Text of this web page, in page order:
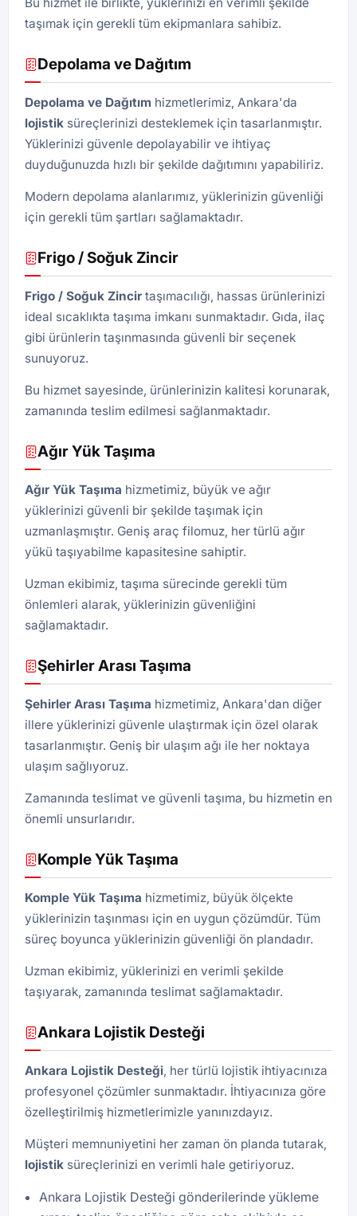
taşımak için gerekli tüm ekipmanlara sahibiz.
Depolama ve Dağıtım
Depolama ve Dağıtım hizmetlerimiz, Ankara'da
lojistik süreçlerinizi desteklemek için tasarlanmıştır.
Yüklerinizi güvenle depolayabilir ve ihtiyaç
duyduğunuzda hızlı bir şekilde dağıtımını yapabiliriz.
Modern depolama alanlarımız, yüklerinizin güvenliği
için gerekli tüm şartları sağlamaktadır.
Frigo / Soğuk Zincir
Frigo / Soğuk Zincir taşımacılığı, hassas ürünlerinizi
ideal sıcaklıkta taşıma imkanı sunmaktadır. Gıda, ilaç
gibi ürünlerin taşınmasında güvenli bir seçenek
sunuyoruz.
Bu hizmet sayesinde, ürünlerinizin kalitesi korunarak,
zamanında teslim edilmesi sağlanmaktadır.
Ağır Yük Taşıma
Ağır Yük Taşıma hizmetimiz, büyük ve ağır
yüklerinizi güvenli bir şekilde taşımak için
uzmanlaşmıştır. Geniş araç filomuz, her türlü ağır
yükü taşıyabilme kapasitesine sahiptir.
Uzman ekibimiz, taşıma sürecinde gerekli tüm
önlemleri alarak, yüklerinizin güvenliğini
sağlamaktadır.
Şehirler Arası Taşıma
Şehirler Arası Taşıma hizmetimiz, Ankara'dan diğer
illere yüklerinizi güvenle ulaştırmak için özel olarak
tasarlanmıştır. Geniş bir ulaşım ağı ile her noktaya
ulaşım sağlıyoruz.
Zamanında teslimat ve güvenli taşıma, bu hizmetin en
önemli unsurlarıdır.
Komple Yük Taşıma
Komple Yük Taşıma hizmetimiz, büyük ölçekte
yüklerinizin taşınması için en uygun çözümdür. Tüm
süreç boyunca yüklerinizin güvenliği ön plandadır.
Uzman ekibimiz, yüklerinizi en verimli şekilde
taşıyarak, zamanında teslimat sağlamaktadır.
Ankara Lojistik Desteği
Ankara Lojistik Desteği, her türlü lojistik ihtiyacınıza
profesyonel çözümler sunmaktadır. İhtiyacınıza göre
özelleştirilmiş hizmetlerimizle yanınızdayız.
Müşteri memnuniyetini her zaman ön planda tutarak,
lojistik süreçlerinizi en verimli hale getiriyoruz.
Ankara Lojistik Desteği gönderilerinde yükleme